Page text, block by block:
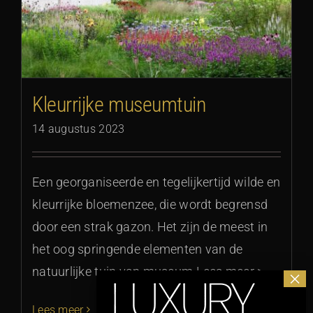
Kleurrijke museumtuin
14 augustus 2023
Een georganiseerde en tegelijkertijd wilde en
kleurrijke bloemenzee, die wordt begrensd
door een strak gazon. Het zijn de meest in
het oog springende elementen van de
natuurlijke tuin van museum Lees meer >
Lees meer